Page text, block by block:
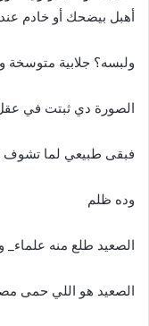
أهبل بيضحك أو خادم عند
ولبسه؟ جلابية متوسخة
الصورة دي ثبتت في
فبقى طبيعي لما تشوف
وده ظلم
الصعيد طلع منه علماء_
الصعيد هو اللي حمى مصر في 56_وفي 67_وفي